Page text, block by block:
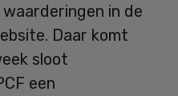
in de
Daar komt
sloot
een